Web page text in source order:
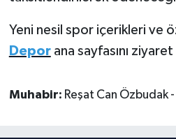
Yeni nesil spor içerikleri ve
Deporana sayfasını
Muhabir: Reşat Can Özbudak